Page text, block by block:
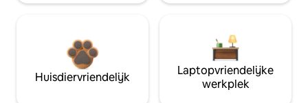
Huisdiervriendelijk
Laptopvriendelijke
werkplek